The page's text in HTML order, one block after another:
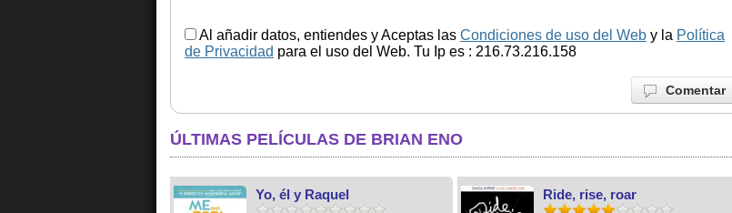
Al añadir datos, entiendes y Aceptas las Condiciones de uso del Web y la Política
de Privacidad para el uso del Web. Tu Ip es : 216.73.216.158
Comentar
ÚLTIMAS PELÍCULAS DE BRIAN ENO
Yo, él y Raquel Ride, rise, roar